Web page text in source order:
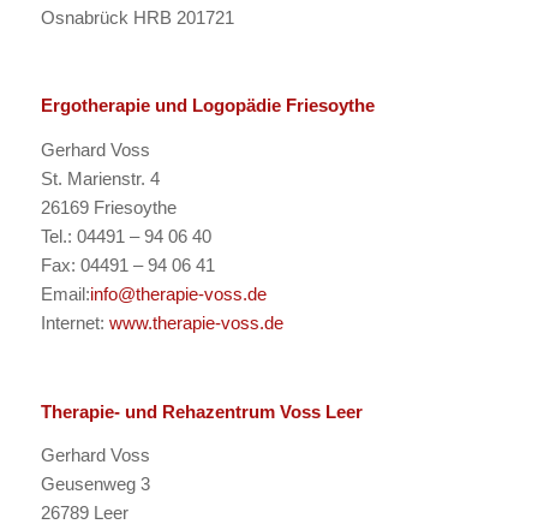
Osnabrück HRB 201721
Ergotherapie und Logopädie Friesoythe
Gerhard Voss
St. Marienstr. 4
26169 Friesoythe
Tel.: 04491 – 94 06 40
Fax: 04491 – 94 06 41
Email:info@therapie-voss.de
Internet: www.therapie-voss.de
Therapie- und Rehazentrum Voss Leer
Gerhard Voss
Geusenweg 3
26789 Leer